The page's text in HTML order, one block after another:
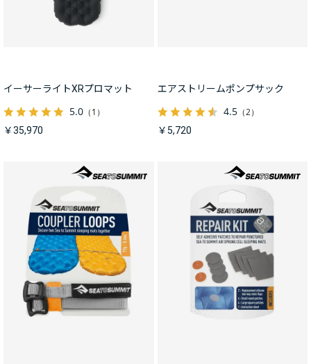
イーサーライトXRプロマット
5.0 （1）
￥35,970
エアストリームポンプサック
4.5（2）
￥5,720